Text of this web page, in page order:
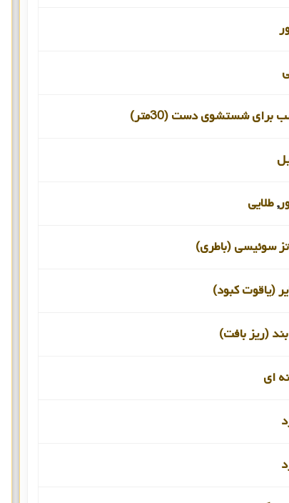
برای شستشوی دست (30متر)
,طلایی
سوئیسی (باطری)
(یاقوت کبود)
(ریز بافت)
ای